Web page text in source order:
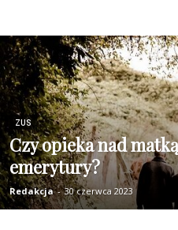
ZUS
Czy opieka nad
emerytury?
Redakcja - 30 czerwca 2023